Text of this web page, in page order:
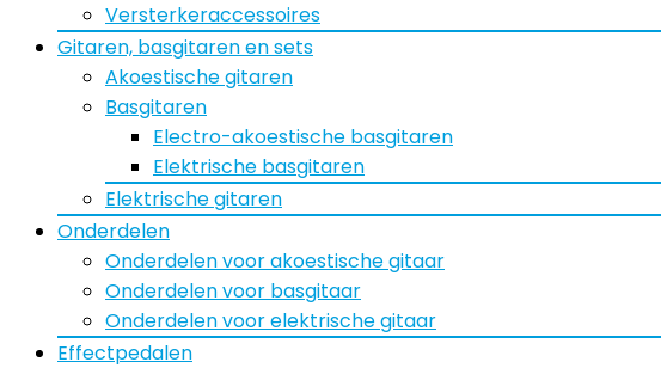
Versterkeraccessoires
Gitaren, basgitaren en sets
Akoestische gitaren
Basgitaren
Electro-akoestische basgitaren
Elektrische basgitaren
Elektrische gitaren
Onderdelen
Onderdelen voor akoestische gitaar
Onderdelen voor basgitaar
Onderdelen voor elektrische gitaar
Effectpedalen